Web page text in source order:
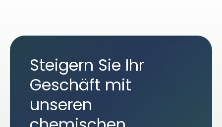
Steigern Sie Ihr
Geschäft mit
unseren